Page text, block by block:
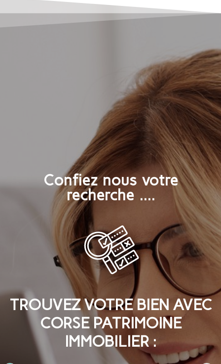
Confiez nous votre
recherche ....
TROUVEZ VOTRE BIEN AVEC
CORSE PATRIMOINE
IMMOBILIER :